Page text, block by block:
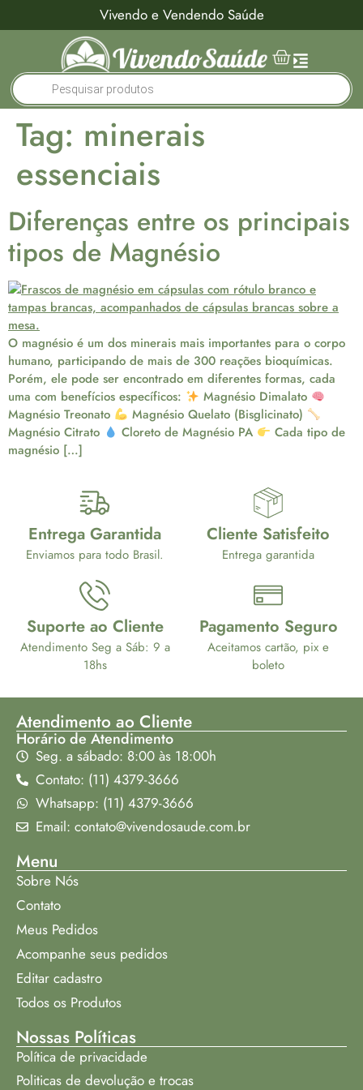
Vivendo e Vendendo Saúde
Tag: minerais
essenciais
Diferenças entre os principais
tipos de Magnésio
O magnésio é um dos minerais mais importantes para o corpo
humano, participando de mais de 300 reações bioquímicas.
Porém, ele pode ser encontrado em diferentes formas, cada
uma com benefícios específicos:
Magnésio Dimalato
Magnésio Treonato
Magnésio Quelato (Bisglicinato)
Magnésio Citrato
Cloreto de Magnésio PA
Cada tipo de
magnésio […]
Entrega Garantida
Enviamos para todo Brasil.
Cliente Satisfeito
Entrega garantida
Suporte ao Cliente
Atendimento Seg a Sáb: 9 a
18hs
Pagamento Seguro
Aceitamos cartão, pix e
boleto
Atendimento ao Cliente
Horário de Atendimento
Seg. a sábado: 8:00 às 18:00h
Contato: (11) 4379-3666
Whatsapp: (11) 4379-3666
Email: contato@vivendosaude.com.br
Menu
Sobre Nós
Contato
Meus Pedidos
Acompanhe seus pedidos
Editar cadastro
Todos os Produtos
Nossas Políticas
Política de privacidade
Politicas de devolução e trocas